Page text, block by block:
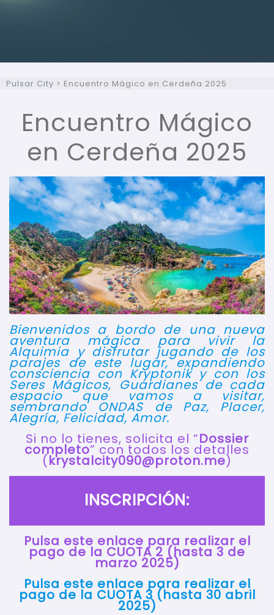
Pulsar City > Encuentro Mágico en Cerdeña 2025
Encuentro Mágico
en Cerdeña 2025
Bienvenidos a bordo de una nueva
aventura mágica para vivir la
Alquimia y disfrutar jugando de los
parajes de este lugar, expandiendo
consciencia con Kryptonik y con los
Seres Mágicos, Guardianes de cada
espacio que vamos a visitar,
sembrando ONDAS de Paz, Placer,
Alegría, Felicidad, Amor.
Si no lo tienes, solicita el “Dossier
completo” con todos los detalles
(krystalcity090@proton.me)
INSCRIPCIÓN:
Pulsa este enlace para realizar el
pago de la CUOTA 2 (hasta 3 de
marzo 2025)
Pulsa este enlace para realizar el
pago de la CUOTA 3 (hasta 30 abril
2025)